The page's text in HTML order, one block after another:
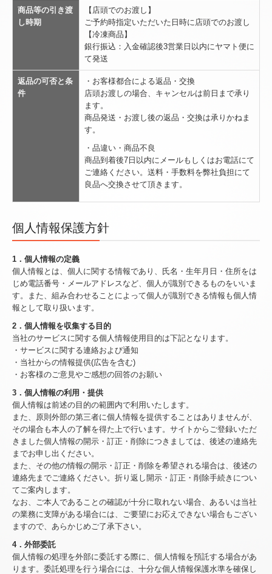
商品等の引き渡
し時期
【店頭でのお渡し】
ご予約時指定いただいた日時に店頭でのお渡し
【冷凍商品】
銀行振込：入金確認後3営業日以内にヤマト便に
て発送
返品の可否と条
件
・お客様都合による返品・交換
店頭お渡しの場合、キャンセルは前日まで承り
ます。
商品発送・お渡し後の返品・交換は承りかねま
す。
・品違い・商品不良
商品到着後7 日以内にメールもしくはお電話にて
ご連絡ください。 送料・手数料を弊社負担にて
良品へ交換させて頂きます。
個人情報保護方針
1．個人情報の定義
個人情報とは、個人に関する情報であり、氏名・生年月日・住所をは
じめ電話番号・メールアドレスなど、個人が識別できるものをいいま
す。また、組み合わせることによって個人が識別できる情報も個人情
報として取り扱います。
2．個人情報を収集する目的
当社のサービスに関する個人情報使用目的は下記となります。
・サービスに関する連絡および通知
・当社からの情報提供(広告を含む)
・お客様のご意見やご感想の回答のお願い
3．個人情報の利用・提供
個人情報は前述の目的の範囲内で利用いたします。
また、原則外部の第三者に個人情報を提供することはありませんが、
その場合も本人の了解を得た上で行います。サイトからご登録いただ
きました個人情報の開示・訂正・削除につきましては、後述の連絡先
までお申し出ください。
また、その他の情報の開示・訂正・削除を希望される場合は、後述の
連絡先までご連絡ください。折り返し開示・訂正・削除手続きについ
てご案内します。
なお、ご本人であることの確認が十分に取れない場合、あるいは当社
の業務に支障がある場合には、ご要望にお応えできない場合もござい
ますので、あらかじめご了承下さい。
4．外部委託
個人情報の処理を外部に委託する際に、個人情報を預託する場合があ
ります。委託処理を行う場合には、十分な個人情報保護水準を確保し